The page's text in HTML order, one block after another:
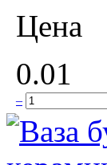
Цена
0.01
–